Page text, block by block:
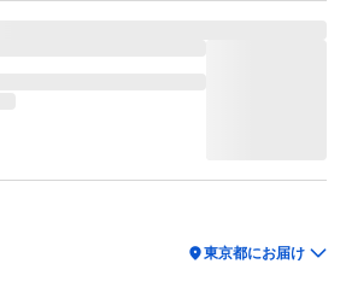
location_on東京都にお届け